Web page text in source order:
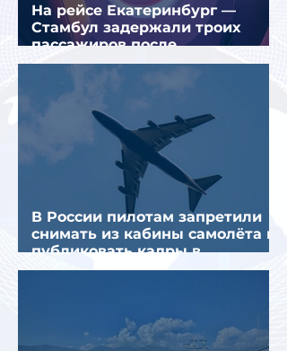
На рейсе Екатеринбург —
Стамбул задержали троих
пассажиров после
предполагаемой серии краж
В России пилотам запретили
снимать из кабины самолёта и
публиковать кадры в
интернете